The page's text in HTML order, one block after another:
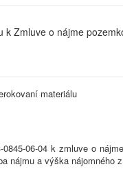
k Zmluve o nájme
materiálu
0845-06-04 k zmluve o
nájmu a výška nájomného